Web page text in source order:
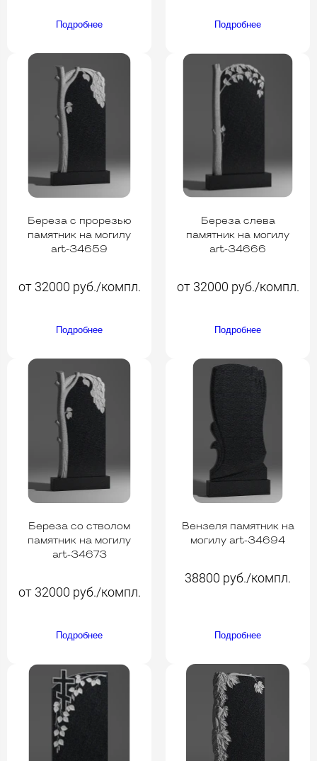
Подробнее Подробнее
Береза с прорезью
памятник на могилу
art-34659
от 32000 руб./компл.
Подробнее
Береза слева
памятник на могилу
art-34666
от 32000 руб./компл.
Подробнее
Береза со стволом
памятник на могилу
art-34673
от 32000 руб./компл.
Подробнее
Вензеля памятник на
могилу art-34694
38800 руб./компл.
Подробнее